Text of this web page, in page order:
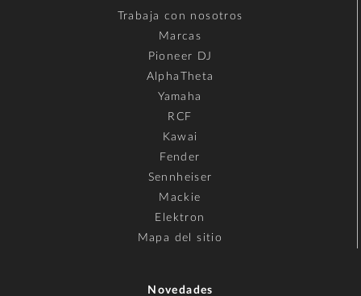
Trabaja con nosotros
Marcas
Pioneer DJ
AlphaTheta
Yamaha
RCF
Kawai
Fender
Sennheiser
Mackie
Elektron
Mapa del sitio
Novedades